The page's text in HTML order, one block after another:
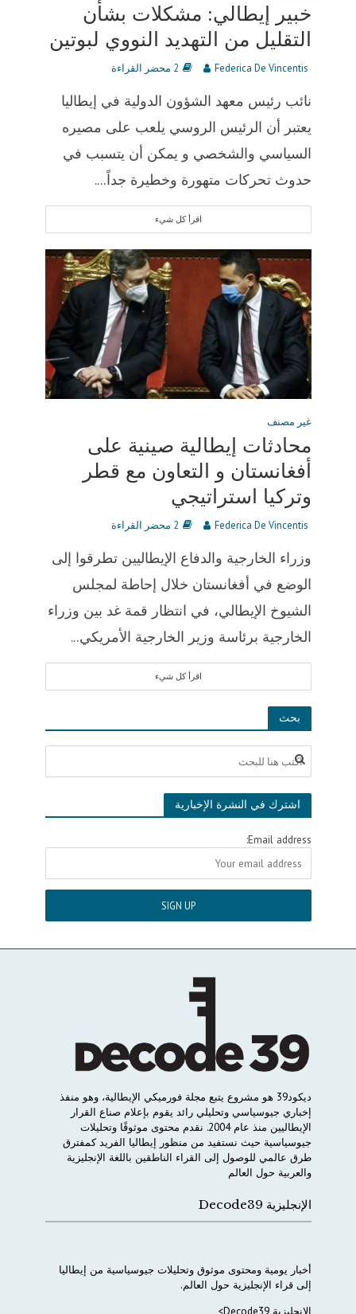
خبير إيطالي: مشكلات بشأن
التقليل من التهديد النووي لبوتين
Federica De Vincentis 2 محضر القراءة
نائب رئيس معهد الشؤون الدولية في إيطاليا
يعتبر أن الرئيس الروسي يلعب على مصيره
السياسي والشخصي و يمكن أن يتسبب في
حدوث تحركات متهورة وخطيرة جداً....
اقرأ كل شيء
غير مصنف
محادثات إيطالية صينية على
أفغانستان و التعاون مع قطر
وتركيا استراتيجي
Federica De Vincentis 2 محضر القراءة
وزراء الخارجية والدفاع الإيطاليين تطرقوا إلى
الوضع في أفغانستان خلال إحاطة لمجلس
الشيوخ الإيطالي، في انتظار قمة غد بين وزراء
الخارجية برئاسة وزير الخارجية الأمريكي...
اقرأ كل شيء
بحث
اشترك في النشرة الإخبارية
Email address:
ديكود39 هو مشروع يتبع مجلة فورميكي الإيطالية، وهو منفذ
إخباري جيوسياسي وتحليلي رائد يقوم بإعلام صناع القرار
الإيطاليين منذ عام 2004. نقدم محتوى موثوقًا وتحليلات
جيوسياسية حيث نستفيد من منظور إيطاليا الفريد كمفترق
طرق عالمي للوصول إلى القراء الناطقين باللغة الإنجليزية
والعربية حول العالم
الإنجليزية Decode39
أخبار يومية ومحتوى موثوق وتحليلات جيوسياسية من إيطاليا
إلى قراء الإنجليزية حول العالم.
الإنجليزية Decode39>